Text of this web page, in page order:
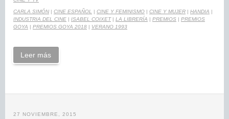
CARLA SIMÓN | CINE ESPAÑOL | CINE Y FEMINISMO | CINE Y MUJER | HANDIA |
INDUSTRIA DEL CINE | ISABEL COIXET| LA LIBRERÍA | PREMIOS | PREMIOS
GOYA | PREMIOS GOYA 2018 | VERANO 1993
Leer más
27 NOVIEMBRE, 2015